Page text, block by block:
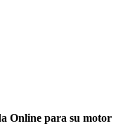
Online para su motor